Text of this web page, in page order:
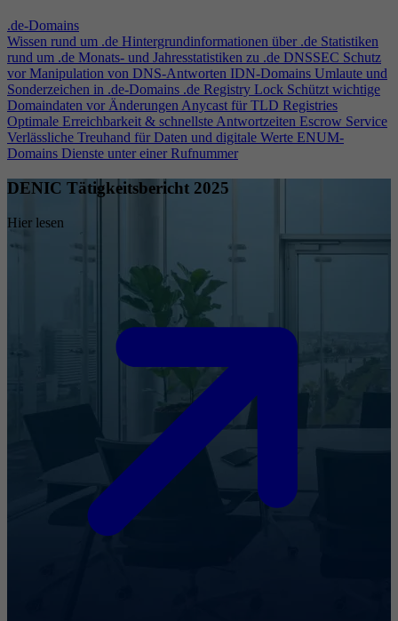
.de-Domains
Wissen rund um .de Hintergrundinformationen über .de Statistiken
rund um .de Monats- und Jahresstatistiken zu .de DNSSEC Schutz
vor Manipulation von DNS-Antworten IDN-Domains Umlaute und
Sonderzeichen in .de-Domains .de Registry Lock Schützt wichtige
Domaindaten vor ÄnderungenAnycast für TLD Registries
Optimale Erreichbarkeit & schnellste Antwortzeiten Escrow Service
Verlässliche Treuhand für Daten und digitale Werte ENUM-
Domains Dienste unter einer Rufnummer
DENIC Tätigkeitsbericht 2025
Hier lesen